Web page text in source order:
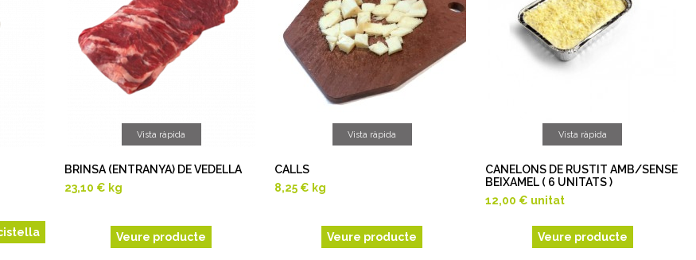
Vista ràpida
BRINSA (ENTRANYA) DE VEDELLA
Veure producte
23,10 € kg
Vista ràpida
CALLS
Veure producte
8,25 € kg
Vista ràpida
CANELONS DE RUSTIT AMB/SENSE
BEIXAMEL ( 6 UNITATS )
Veure producte
12,00 € unitat